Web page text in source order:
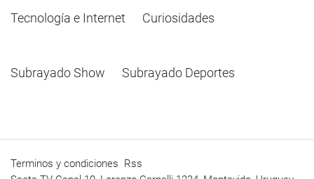
Tecnología e Internet
Curiosidades
Subrayado Show Subrayado Deportes
Terminos y condiciones Rss